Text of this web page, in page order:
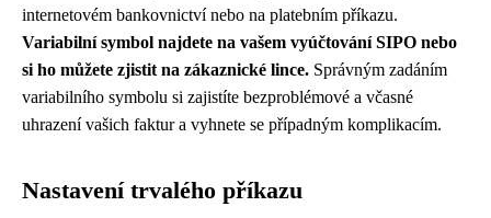
internetovém bankovnictví nebo na platebním příkazu.
Variabilní symbol najdete na vašem vyúčtování SIPO nebo
si ho můžete zjistit na zákaznické lince. Správným zadáním
variabilního symbolu si zajistíte bezproblémové a včasné
uhrazení vašich faktur a vyhnete se případným komplikacím.
Nastavení trvalého příkazu